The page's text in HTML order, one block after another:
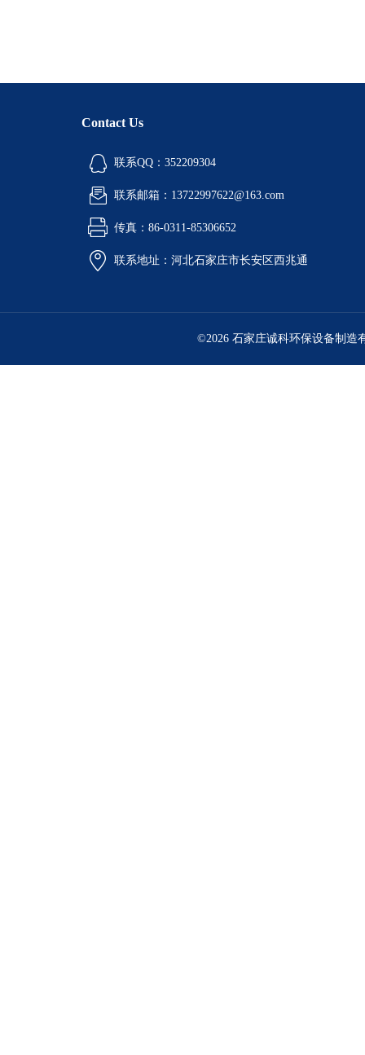
Contact Us
联系QQ：352209304
联系邮箱：13722997622@163.com
传真：86-0311-85306652
联系地址：河北石家庄市长安区西兆通
©2026 石家庄诚科环保设备制造